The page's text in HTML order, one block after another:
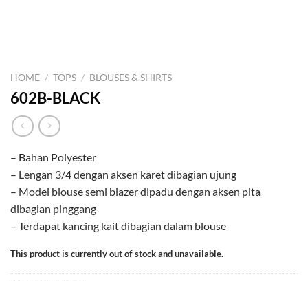
HOME / TOPS / BLOUSES & SHIRTS
602B-BLACK
– Bahan Polyester
– Lengan 3/4 dengan aksen karet dibagian ujung
– Model blouse semi blazer dipadu dengan aksen pita
dibagian pinggang
– Terdapat kancing kait dibagian dalam blouse
This product is currently out of stock and unavailable.